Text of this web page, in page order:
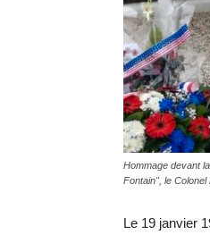
Hommage devant
Fontain", le
Le 19 janvier